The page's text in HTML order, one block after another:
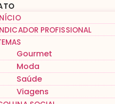
PROFISSIONAL
Gourmet
Moda
Saúde
Viagens